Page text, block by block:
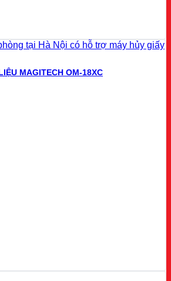
MAGITECH OM-18XC